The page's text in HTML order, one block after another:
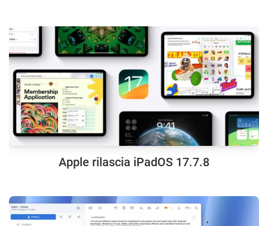
Apple rilascia iPadOS 17.7.8